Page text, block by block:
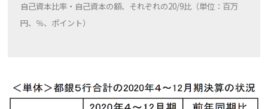
自己資本比率・自己資本の額、それぞれの20/9比（単位：百万
円、％、ポイント）